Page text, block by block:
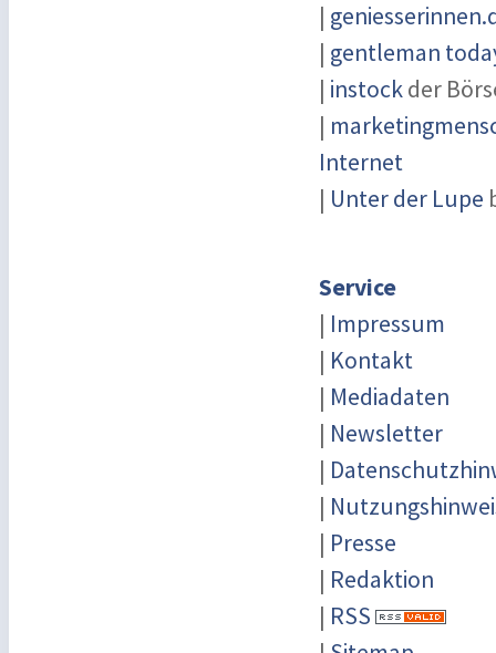
|
| gentleman
| instockder
|
Internet
| Unter der Lupe
Service
| Impressum
| Kontakt
| Mediadaten
| Newsletter
|
|
| Presse
| Redaktion
| RSS